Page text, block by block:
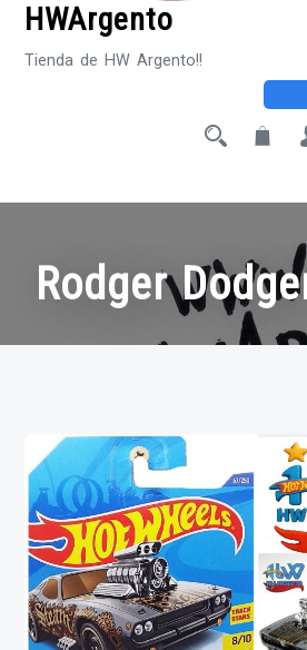
HWArgento
Tienda de HW Argento!!
Rodger